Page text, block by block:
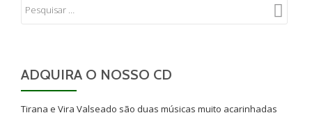
ADQUIRA O NOSSO CD
Tirana e Vira Valseado são duas músicas muito acarinhadas